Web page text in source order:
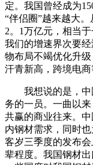
定。我国曾经成为
“伴侣圈”越来越大
2。1万亿元，相当
我们的增速界次要
物布局不竭优化升
汗青新高，跨境电商
我想说的是，中
务的一员。一曲以
共赢的商业往来。
内钢材需求，同时
客岁三季度的发布
辈程度。我国钢材